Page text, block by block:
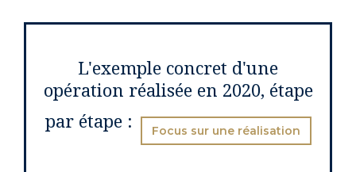
L'exemple concret d'une
opération réalisée en 2020, étape
par étape :
Focus sur une réalisation